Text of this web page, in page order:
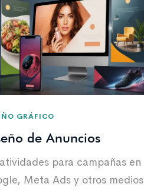
GRÁFICO
de Anuncios
para campañas en
Meta Ads y otros medios